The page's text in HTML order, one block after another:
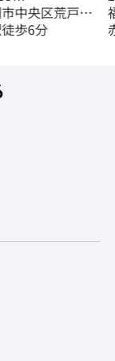
中央区荒戸３
歩6分